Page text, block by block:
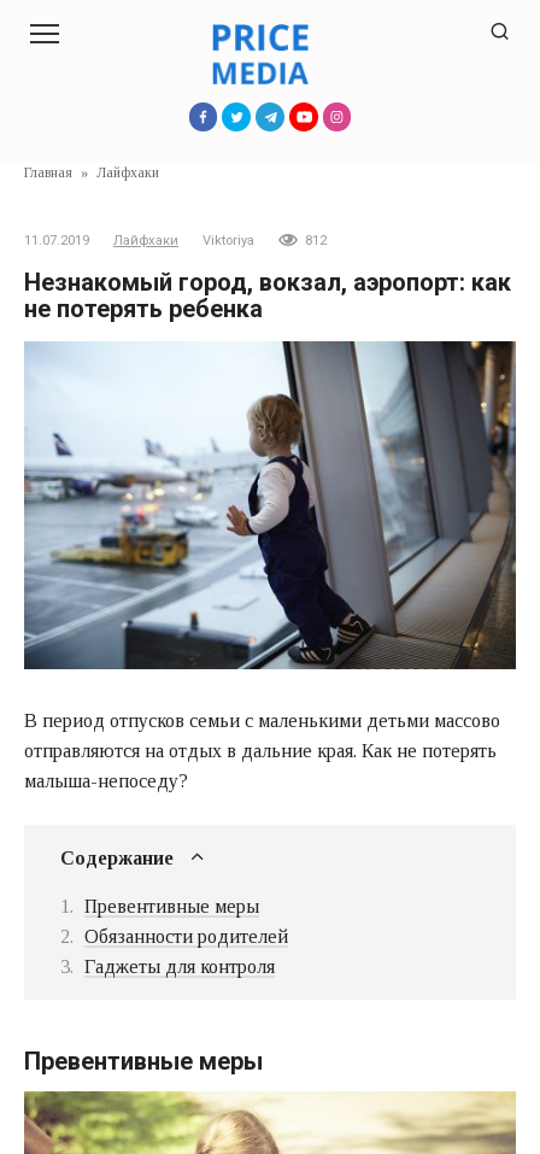
Главная » Лайфхаки
11.07.2019 Лайфхаки Viktoriya 812
Незнакомый город, вокзал, аэропорт: как
не потерять ребенка
В период отпусков семьи с маленькими детьми массово
отправляются на отдых в дальние края. Как не потерять
малыша-непоседу?
Содержание
Превентивные меры
Обязанности родителей
Гаджеты для контроля
Превентивные меры